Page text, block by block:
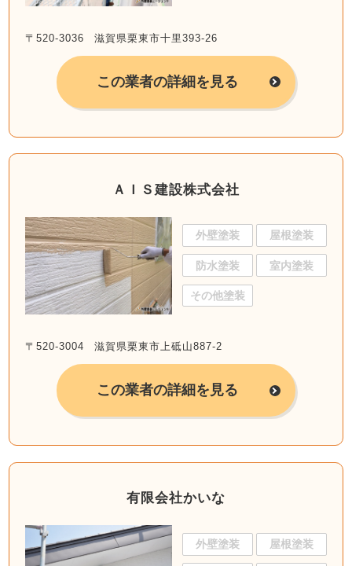
〒520-3036 滋賀県栗東市十里393-26
この業者の詳細を見る
ＡＩＳ建設株式会社
外壁塗装 屋根塗装
防水塗装 室内塗装
その他塗装
〒520-3004 滋賀県栗東市上砥山887-2
この業者の詳細を見る
有限会社かいな
外壁塗装 屋根塗装